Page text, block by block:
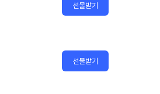
선물받기
선물받기